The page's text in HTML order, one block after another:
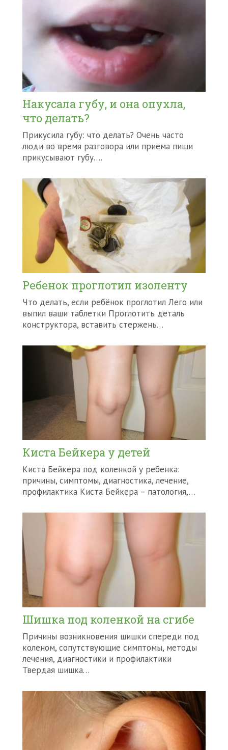
Накусала губу, и она опухла,
что делать?
Прикусила губу: что делать? Очень часто
люди во время разговора или приема пищи
прикусывают губу….
Ребенок проглотил изоленту
Что делать, если ребёнок проглотил Лего или
выпил ваши таблетки Проглотить деталь
конструктора, вставить стержень…
Киста Бейкера у детей
Киста Бейкера под коленкой у ребенка:
причины, симптомы, диагностика, лечение,
профилактика Киста Бейкера – патология,…
Шишка под коленкой на сгибе
Причины возникновения шишки спереди под
коленом, сопутствующие симптомы, методы
лечения, диагностики и профилактики
Твердая шишка…